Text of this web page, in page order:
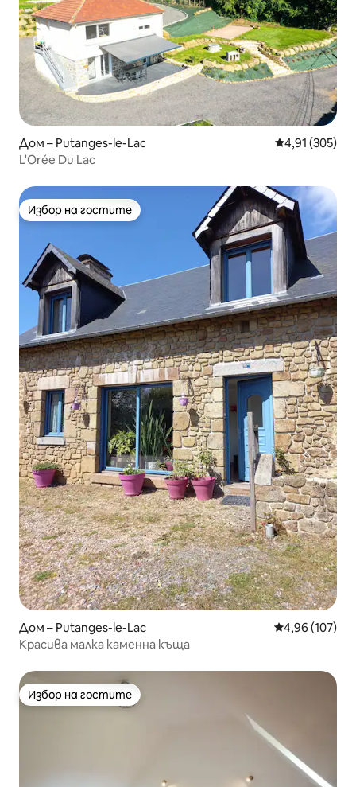
Дом – Putanges-le-Lac Средна
4,91 (305)
L'Orée Du Lac
Избор на гостите
Избор на гостите
Дом – Putanges-le-Lac Средна
4,96 (107)
Красива малка каменна къща
Избор на гостите
Избор на гостите